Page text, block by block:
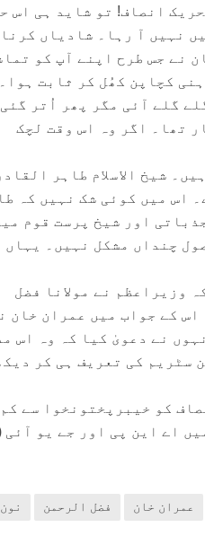
انصاف! تو شاید ہی اس
نہیں آ رہا۔ شادیاں کرنا
نے جس طرح اپنے آپ کو
کچاپن کھُل کر ثابت
گلے آئی مگر پھر اُتر
تھا۔ اگر وہ اس وقت لچک
شیخ الاسلام طاہر
اس میں کوئی شک نہیں کہ
اور شیخ پرست قوم
چنداں مشکل نہیں۔ یہاں
وزیراعظم نے مولانا فضل
کے جواب میں عمران خان
نے دعویٰ کیا کہ وہ اس
سٹریم کی تعریف ہی کر
تحریکِ انصاف کو خیبرپختونخوا سے کم
اے این پی اور جے یو آئی
عمران خان فضل الرحمن